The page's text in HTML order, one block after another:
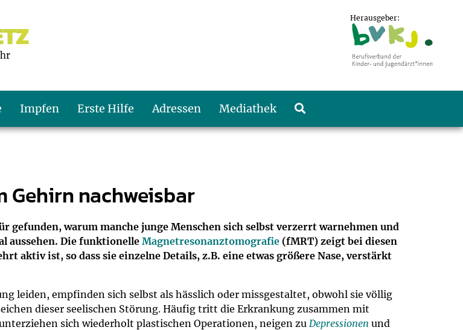
Herausgeber:
Impfen Erste Hilfe Adressen Mediathek
Gehirn nachweisbar
gefunden, warum manche junge Menschen sich selbst verzerrt warnehmen und
aussehen. Die funktionelle Magnetresonanztomografie (fMRT) zeigt bei diesen
aktiv ist, so dass sie einzelne Details, z.B. eine etwas größere Nase, verstärkt
leiden, empfinden sich selbst als hässlich oder missgestaltet, obwohl sie völlig
dieser seelischen Störung. Häufig tritt die Erkrankung zusammen mit
sich wiederholt plastischen Operationen, neigen zu Depressionen und